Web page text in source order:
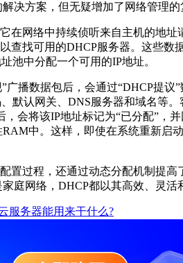
决方案，但无疑增加了网络管理的
在网络中持续侦听来自主机的地
找可用的DHCP服务器。这些
池中分配一个可用的IP地址。
播数据包后，会通过“DHCP提
默认网关、DNS服务器和域名等
会将该IP地址标记为“已分配”，
中。这样，即使在系统重新启
置过程，还通过动态分配机制提
网络，DHCP都以其高效、灵活
服务器能用来干什么?